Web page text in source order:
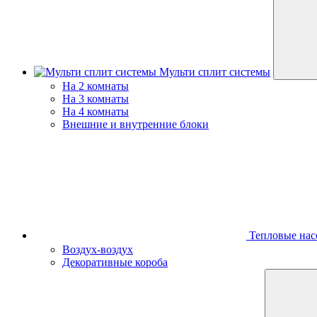
Мульти сплит системы
На 2 комнаты
На 3 комнаты
На 4 комнаты
Внешние и внутренние блоки
Тепловые
Воздух-воздух
Декоративные короба